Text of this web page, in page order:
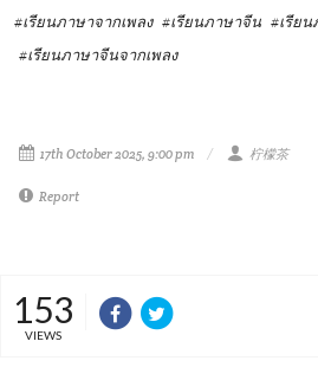
#เรียนภาษาจากเพลง #เรียนภาษาจีน #เรีย
#เรียนภาษาจีนจากเพลง
17th October 2025, 9:00 pm 柠檬茶
Report
153
VIEWS